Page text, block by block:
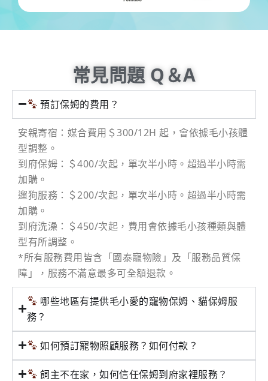
常見問題 Q＆A
預訂保姆的費用？
安親寄宿：媒合費用＄300/12H 起，會依據毛小孩體
型調整。
到府保姆：＄400/次起，單次半小時。超過半小時需
加購。
遛狗服務：＄200/次起，單次半小時。超過半小時需
加購。
到府洗澡：＄450/次起，費用會依據毛小孩種類與體
型有所調整。
*所有服務費用皆含「國泰寵物險」及「服務品質保
障」，服務不滿意最多可全額退款。
哪些地區有提供毛小愛的寵物保姆、貓保姆服
務？
如何預訂寵物照顧服務？如何付款？
飼主不在家，如何信任保姆到府家裡服務？